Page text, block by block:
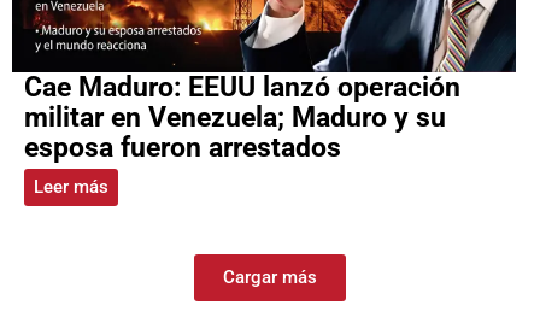
Cae Maduro: EEUU lanzó operación
militar en Venezuela; Maduro y su
esposa fueron arrestados
Leer más
Cargar más